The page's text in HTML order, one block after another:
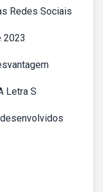
Redes Sociais
2023
Letra S